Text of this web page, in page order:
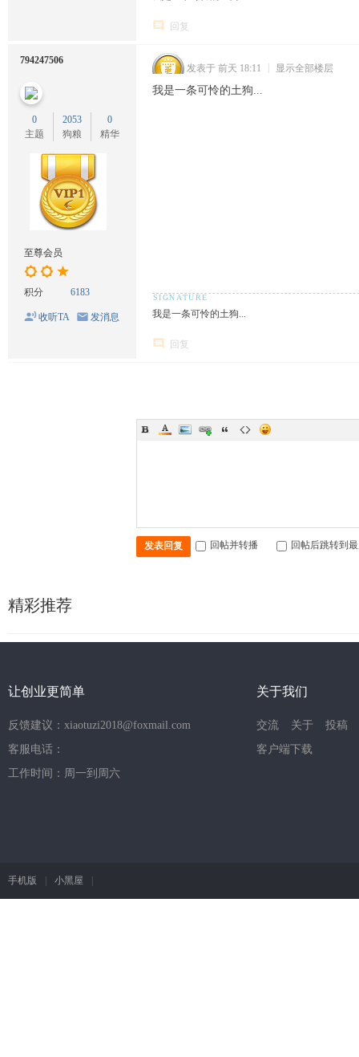
回复
794247506
0
主题
2053
狗粮
0
精华
至尊会员
积分 6183
收听TA 发消息
发表于 前天 18:11 显示全部楼层
我是一条可怜的土狗...
我是一条可怜的土狗...
回复
发表回复 回帖并转播 回帖后跳转到
精彩推荐
让创业更简单
反馈建议：xiaotuzi2018@foxmail.com
客服电话：
工作时间：周一到周六
关于我们
交流 关于
投稿
客户端下载
手机版 | 小黑屋 |